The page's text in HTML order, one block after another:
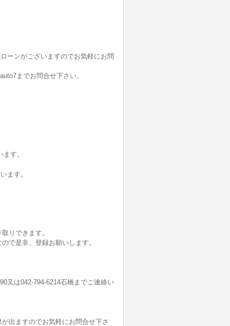
ーンがございますのでお気軽にお問
までお問合せ下さい。
す。
ます。
りできます。
で是非、登録お願いします。
又は042-794-6214石橋までご連絡い
出ますのでお気軽にお問合せ下さ